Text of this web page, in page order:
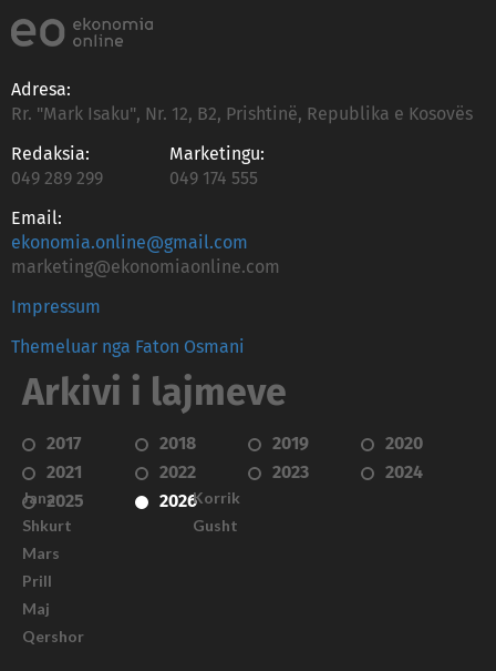
Adresa:
Rr. "Mark Isaku", Nr. 12, B2, Prishtinë, Republika e Kosovës
Redaksia:
049 289 299
Marketingu:
049 174 555
Email:
ekonomia.online@gmail.com
marketing@ekonomiaonline.com
Impressum
Themeluar nga Faton Osmani
Arkivi i lajmeve
2017 2018 2019
2020
2021
2022 2023
2024
2025
2026
Janar
Shkurt
Mars
Prill
Maj
Qershor
Korrik
Gusht